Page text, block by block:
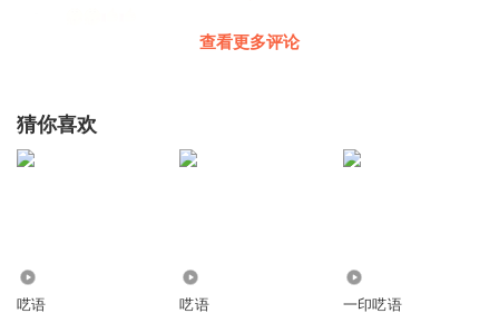
嘎纳木
查看更多评论
猜你喜欢
呓语 呓语 一印呓语